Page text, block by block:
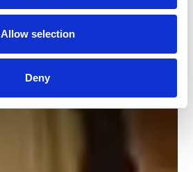
Allow selection
Deny